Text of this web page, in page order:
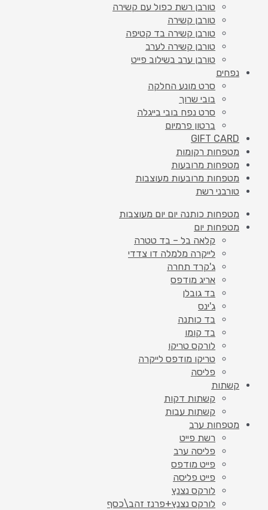
טורבן רשת כפול עם קשירה
טורבן קשירה
טורבן קשירה בד קטיפה
טורבן קשירה לערב
טורבן ערב בשילוב פייט
נפחים
סרט מונע החלקה
בובי שרוך
סרט נפח בובי בייגלה
ברטון פרמיום
GIFT CARD
מטפחות רקומות
מטפחות מרובעות
מטפחות מרובעות מעוצבות
טורבני רשת
מטפחות כותנה יום יום מעוצבות
מטפחות יום
קלאה בל – בד טטרה
לייקרה מלמלה דו צדדי
ג'קרד תחרה
אריג מודפס
בד גובלן
ג'ינס
בד כותנה
בד קומו
לורקס טריקו
טריקו מודפס לייקרה
פליסה
קשתות
קשתות דקות
קשתות עבות
מטפחות ערב
רשת פייט
פליסה ערב
פייט מודפס
פייט פליסה
לורקס נצנץ
לורקס נצנץ+פרנז זהב\כסף